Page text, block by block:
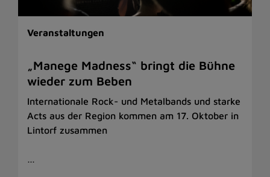
Veranstaltungen
„Manege Madness“ bringt die Bühne
wieder zum Beben
Internationale Rock- und Metalbands und starke
Acts aus der Region kommen am 17. Oktober in
Lintorf zusammen
…